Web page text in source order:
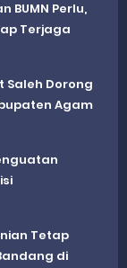
BUMN Perlu,
Terjaga
Saleh Dorong
Agam
Tetap
di